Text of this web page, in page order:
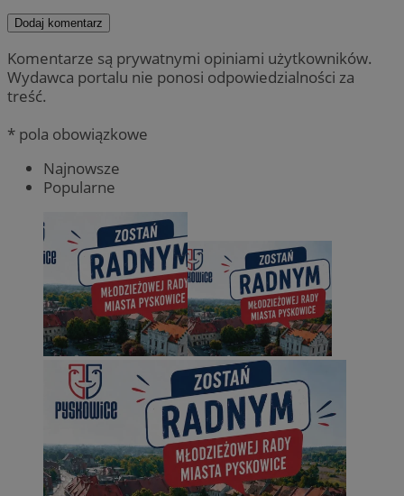
Dodaj komentarz
Komentarze są prywatnymi opiniami użytkowników.
Wydawca portalu nie ponosi odpowiedzialności za
treść.
* pola obowiązkowe
Najnowsze
Popularne